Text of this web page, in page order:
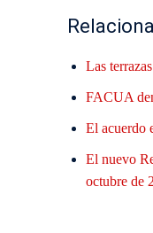
Las
FACUA
El acuerdo
El nuevo
octubre de